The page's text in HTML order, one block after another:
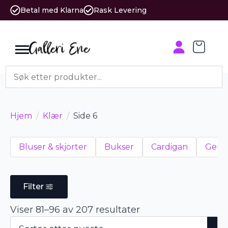
Betal med Klarna Rask Levering
Hjem Klær Side 6
Bluser & skjorter Bukser Cardigan
Filter
Viser 81–96 av 207 resultaterSortert